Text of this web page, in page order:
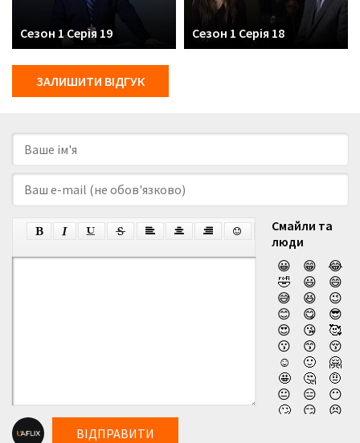
Сезон 1 Серія 19 Сезон 1 Серія 18
ЗАЛИШИТИ ВІДГУК
Смайли та
люди
😀
😁
😂
🤣
😃
😄
😅
😆
😉
😊
😋
😎
😍
😘
🥰
😗
😙
😚
☺️
🙂
🤗
🤩
🤔
🤨
😐
😑
😶
🙄
😏
😣
ВІДПРАВИТИ